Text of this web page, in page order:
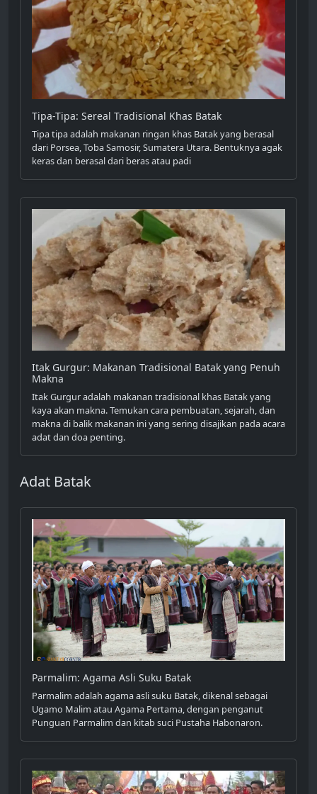
Tipa-Tipa: Sereal Tradisional Khas Batak
Tipa tipa adalah makanan ringan khas Batak yang berasal
dari Porsea, Toba Samosir, Sumatera Utara. Bentuknya agak
keras dan berasal dari beras atau padi
Itak Gurgur: Makanan Tradisional Batak yang Penuh
Makna
Itak Gurgur adalah makanan tradisional khas Batak yang
kaya akan makna. Temukan cara pembuatan, sejarah, dan
makna di balik makanan ini yang sering disajikan pada acara
adat dan doa penting.
Adat Batak
Parmalim: Agama Asli Suku Batak
Parmalim adalah agama asli suku Batak, dikenal sebagai
Ugamo Malim atau Agama Pertama, dengan penganut
Punguan Parmalim dan kitab suci Pustaha Habonaron.